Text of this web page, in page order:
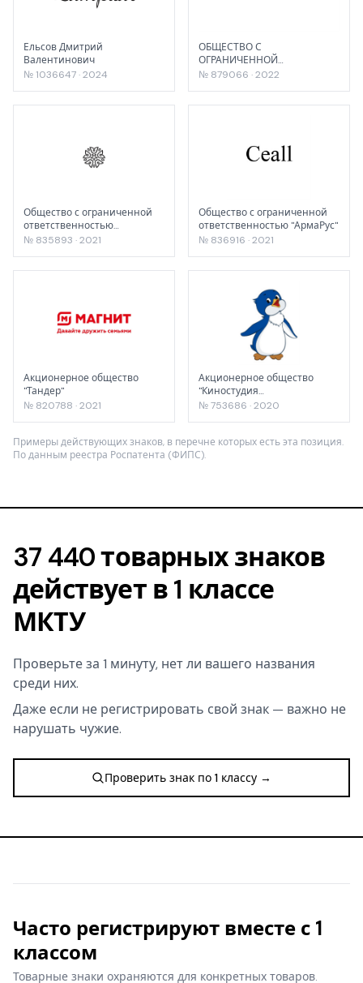
Ельсов Дмитрий
Валентинович
№ 1036647 · 2024
ОБЩЕСТВО С
ОГРАНИЧЕННОЙ
ОТВЕТСТВЕННОСТЬЮ
№ 879066 · 2022
Общество с ограниченной
ответственностью
"Артоптима"
№ 835893 · 2021
Общество с ограниченной
ответственностью "АрмаРус"
№ 836916 · 2021
Акционерное общество
"Тандер"
№ 820788 · 2021
Акционерное общество
"Киностудия
"Союзмультфильм"
№ 753686 · 2020
Примеры действующих знаков, в перечне которых есть эта позиция.
По данным реестра Роспатента (ФИПС).
37 440 товарных знаков
действует в 1 классе
МКТУ
Проверьте за 1 минуту, нет ли вашего названия
среди них.
Даже если не регистрировать свой знак — важно не
нарушать чужие.
Проверить знак по 1 классу →
Часто регистрируют вместе с 1
классом
Товарные знаки охраняются для конкретных товаров.